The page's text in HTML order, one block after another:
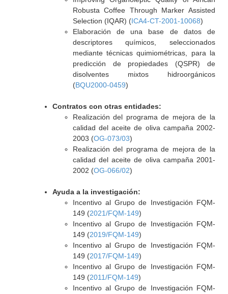
Robusta Coffee Through Marker Assisted
Selection (IQAR) (ICA4-CT-2001-10068)
Elaboración de una base de datos de
descriptores químicos, seleccionados
mediante técnicas quimiométricas, para la
predicción de propiedades (QSPR) de
disolventes mixtos hidroorgánicos
(BQU2000-0459)
Contratos con otras entidades:
Realización del programa de mejora de la
calidad del aceite de oliva campaña 2002-
2003 (OG-073/03)
Realización del programa de mejora de la
calidad del aceite de oliva campaña 2001-
2002 (OG-066/02)
Ayuda a la investigación:
Incentivo al Grupo de Investigación FQM-
149 (2021/FQM-149)
Incentivo al Grupo de Investigación FQM-
149 (2019/FQM-149)
Incentivo al Grupo de Investigación FQM-
149 (2017/FQM-149)
Incentivo al Grupo de Investigación FQM-
149 (2011/FQM-149)
Incentivo al Grupo de Investigación FQM-